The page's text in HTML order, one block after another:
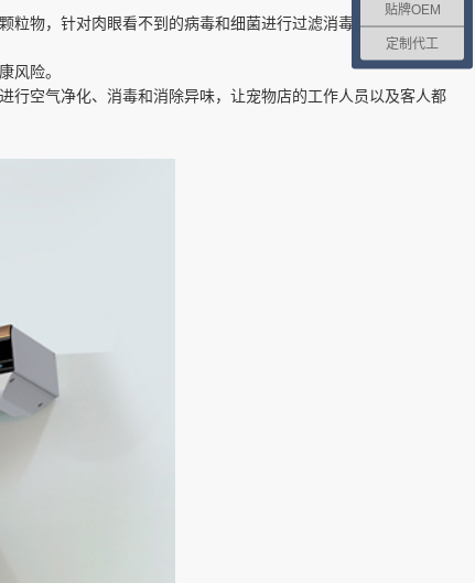
粒物，针对肉眼看不到的病毒和细菌进行过滤消毒，能极大程度
风险。
行空气净化、消毒和消除异味，让宠物店的工作人员以及客人都
贴牌OEM
定制代工